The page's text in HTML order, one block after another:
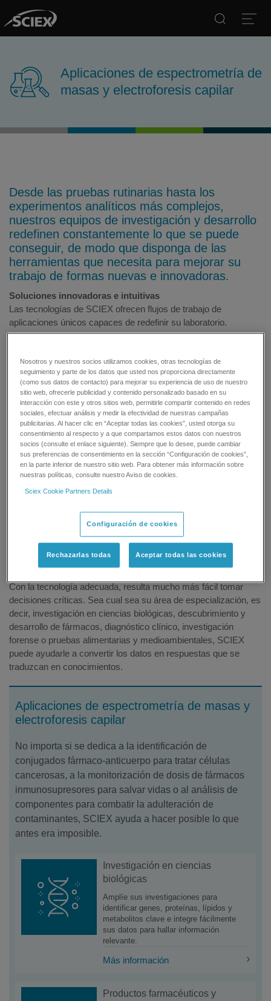
Aplicaciones de espectrometría de
masas y electroforesis capilar
Desde las pruebas rutinarias hasta los
experimentos analíticos más complejos,
nuestros equipos de investigación y desarrollo
redefinen constantemente lo que se puede
conseguir, de modo que disponga de las
herramientas que necesita para mejorar su
trabajo de formas nuevas e innovadoras.
Soluciones innovadoras e intuitivas
Las tecnologías de SCIEX ofrecen flujos de trabajo de
aplicaciones únicos capaces de redefinir su laboratorio.
Nuestros espectrómetros de masas, instrumentos de
gama de software están diseñados por científicos como usted
teniendo en cuenta sus aplicaciones. Empleamos técnicas de
interpretación sencilla de los datos, nuestra experiencia técnica,
métodos de optimización del flujo de trabajo de las aplicaciones
y herramientas de servicio del sistema para tratar de hallar las
respuestas a sus preguntas, siempre en estrecha colaboración
con usted.
Avanzamos juntos en la ciencia
SCIEX tiene mucho más que ofrecerle que otras tecnologías del
sector. Valoramos el trabajo en colaboración, aportando una red
del flujo de trabajo para guiarle y garantizar que dispone de los
mejores datos y recursos posibles para reaccionar
Con la tecnología adecuada, resulta mucho más fácil tomar
decisiones críticas. Sea cual sea su área de especialización, es
decir, investigación en ciencias biológicas, descubrimiento y
desarrollo de fármacos, diagnóstico clínico, investigación
forense o pruebas alimentarias y medioambientales, SCIEX
puede ayudarle a convertir los datos en respuestas que se
traduzcan en conocimientos.
Aplicaciones de espectrometría de masas y
electroforesis capilar
No importa si se dedica a la identificación de
conjugados fármaco-anticuerpo para tratar células
cancerosas, a la monitorización de dosis de fármacos
inmunosupresores para salvar vidas o al análisis de
componentes para combatir la adulteración de
contaminantes, SCIEX ayuda a hacer posible lo que
antes era imposible.
Investigación en ciencias
biológicas
Amplíe sus investigaciones para
identificar genes, proteínas, lípidos y
metabolitos clave e integre fácilmente
sus datos para hallar información
relevante.
Más información
Productos farmacéuticos y
Nosotros y nuestros socios utilizamos cookies, otras tecnologías de
seguimiento y parte de los datos que usted nos proporciona directamente
(como sus datos de contacto) para mejorar su experiencia de uso de nuestro
sitio web, ofrecerle publicidad y contenido personalizado basado en su
interacción con este y otros sitios web, permitirle compartir contenido en redes
sociales, efectuar análisis y medir la efectividad de nuestras campañas
publicitarias. Al hacer clic en “Aceptar todas las cookies”, usted otorga su
consentimiento al respecto y a que compartamos estos datos con nuestros
socios (consulte el enlace siguiente). Siempre que lo desee, puede cambiar
sus preferencias de consentimiento en la sección “Configuración de cookies”,
en la parte inferior de nuestro sitio web. Para obtener más información sobre
nuestras políticas, consulte nuestro Aviso de cookies.
Sciex Cookie Partners Details
Configuración de cookies
Rechazarlas todas Aceptar todas las cookies